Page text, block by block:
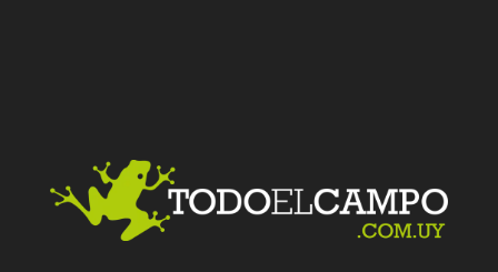
Facebook